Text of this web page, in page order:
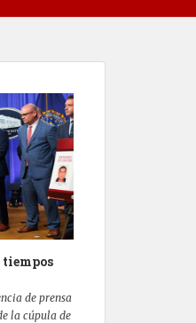
tiempos
de prensa
la cúpula de